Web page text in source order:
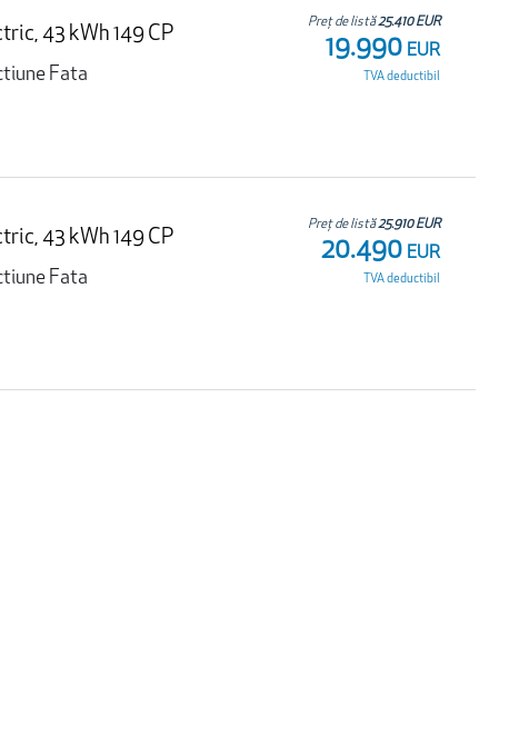
43 kWh 149 CP
Fata
Preț de listă25.410 EUR
19.990 EUR
TVA deductibil
43 kWh 149 CP
Fata
Preț de listă25.910 EUR
20.490 EUR
TVA deductibil